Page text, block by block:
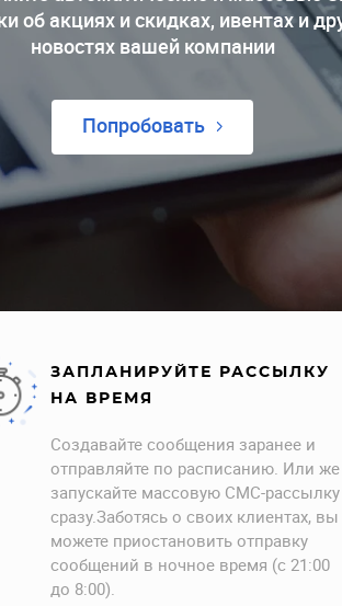
Поведенческая
Продвинутая
об акциях и скидках, ивентах и
новостях вашей компании
Попробовать
ЗАПЛАНИРУЙТЕ РАССЫЛКУ
НА ВРЕМЯ
Создавайте сообщения заранее и
отправляйте по расписанию. Или же
запускайте массовую СМС-рассылку
сразу.Заботясь о своих клиентах, вы
можете приостановить отправку
сообщений в ночное время (с 21:00
до 8:00).